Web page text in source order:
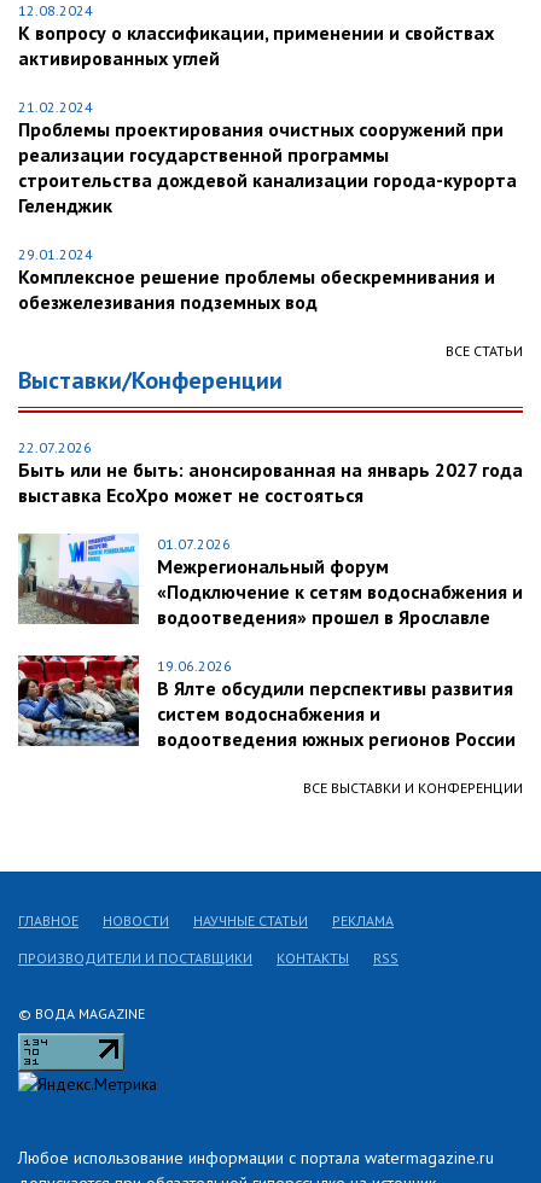
12.08.2024
К вопросу о классификации, применении и свойствах
активированных углей
21.02.2024
Проблемы проектирования очистных сооружений при
реализации государственной программы
строительства дождевой канализации города-курорта
Геленджик
29.01.2024
Комплексное решение проблемы обескремнивания и
обезжелезивания подземных вод
ВСЕ СТАТЬИ
Выставки/Конференции
22.07.2026
Быть или не быть: анонсированная на январь 2027 года
выставка EcoXpo может не состояться
01.07.2026
Межрегиональный форум
«Подключение к сетям водоснабжения и
водоотведения» прошел в Ярославле
19.06.2026
В Ялте обсудили перспективы развития
систем водоснабжения и
водоотведения южных регионов России
ВСЕ ВЫСТАВКИ И КОНФЕРЕНЦИИ
© ВОДА MAGAZINE
Любое использование информации с портала watermagazine.ru
ГЛАВНОЕ НОВОСТИ НАУЧНЫЕ СТАТЬИ РЕКЛАМА
ПРОИЗВОДИТЕЛИ И ПОСТАВЩИКИ КОНТАКТЫ RSS